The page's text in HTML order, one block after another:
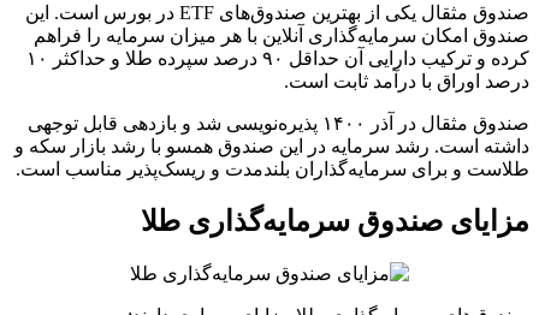
صندوق مثقال یکی از بهترین صندوق‌های ETF در بورس است. این
صندوق امکان سرمایه‌گذاری آنلاین با هر میزان سرمایه را فراهم
کرده و ترکیب دارایی آن حداقل ۹۰ درصد سپرده طلا و حداکثر ۱۰
درصد اوراق با درآمد ثابت است.
صندوق مثقال در آذر ۱۴۰۰ پذیره‌نویسی شد و بازدهی قابل توجهی
داشته است. رشد سرمایه در این صندوق همسو با رشد بازار سکه و
طلاست و برای سرمایه‌گذاران بلندمدت و ریسک‌پذیر مناسب است.
مزایای صندوق سرمایه‌گذاری طلا